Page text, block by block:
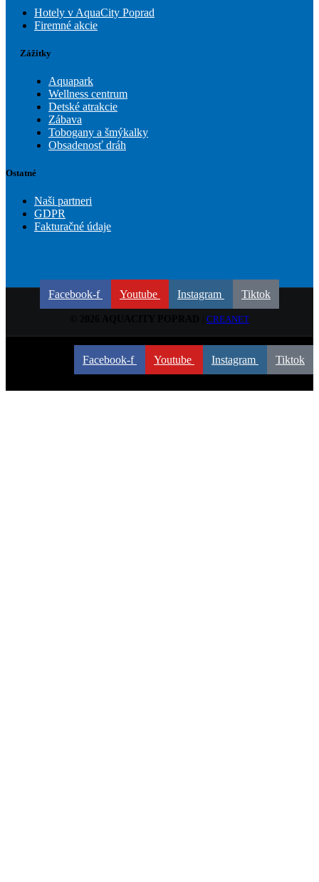
Hotely v AquaCity Poprad
Firemné akcie
Zážitky
Aquapark
Wellness centrum
Detské atrakcie
Zábava
Tobogany a šmýkalky
Obsadenosť dráh
Ostatné
Naši partneri
GDPR
Fakturačné údaje
Facebook-f Youtube Instagram Tiktok
CREANET
© 2026 AQUACITY POPRAD CREANET
Facebook-f Youtube Instagram Tiktok